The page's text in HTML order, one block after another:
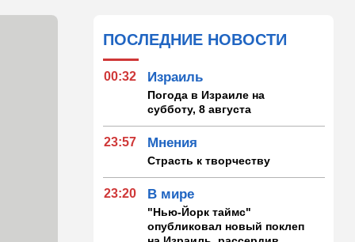
ПОСЛЕДНИЕ НОВОСТИ
00:32 Израиль
Погода в Израиле на
субботу, 8 августа
23:57 Мнения
Страсть к творчеству
23:20 В мире
"Нью-Йорк таймс"
опубликовал новый поклеп